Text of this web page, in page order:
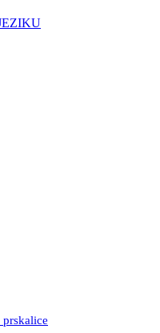
prskalice